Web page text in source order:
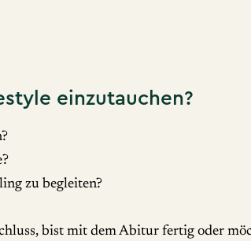
einzutauchen?
zu begleiten?
bist mit dem Abitur fertig oder